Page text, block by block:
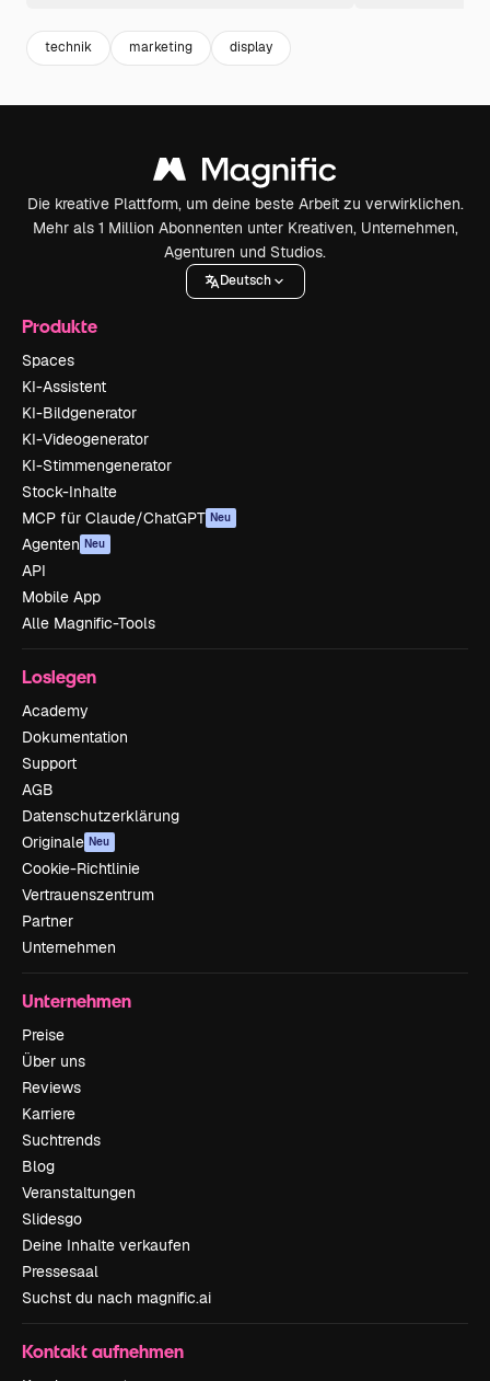
technik marketing display
Die kreative Plattform, um deine beste Arbeit zu verwirklichen.
Mehr als 1 Million Abonnenten unter Kreativen, Unternehmen,
Agenturen und Studios.
Deutsch
Produkte
Spaces
KI-Assistent
KI-Bildgenerator
KI-Videogenerator
KI-Stimmengenerator
Stock-Inhalte
MCP für Claude/ChatGPT Neu
Agenten Neu
API
Mobile App
Alle Magnific-Tools
Loslegen
Academy
Dokumentation
Support
AGB
Datenschutzerklärung
Originale Neu
Cookie-Richtlinie
Vertrauenszentrum
Partner
Unternehmen
Unternehmen
Preise
Über uns
Reviews
Karriere
Suchtrends
Blog
Veranstaltungen
Slidesgo
Deine Inhalte verkaufen
Pressesaal
Suchst du nach magnific.ai
Kontakt aufnehmen